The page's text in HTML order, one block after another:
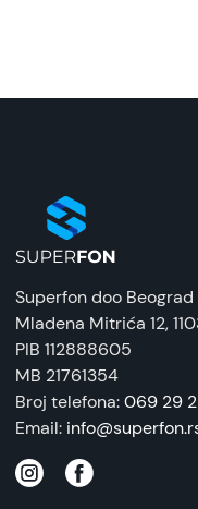
Superfon doo Beograd
Mladena Mitrića 12,
PIB 112888605
MB 21761354
Broj telefona:069 29
Email: